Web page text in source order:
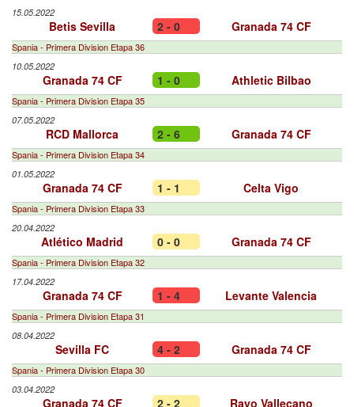
15.05.2022
Betis Sevilla 2 - 0 Granada 74 CF
Spania - Primera Division Etapa 36
10.05.2022
Granada 74 CF 1 - 0 Athletic Bilbao
Spania - Primera Division Etapa 35
07.05.2022
RCD Mallorca 2 - 6 Granada 74 CF
Spania - Primera Division Etapa 34
01.05.2022
Granada 74 CF 1 - 1 Celta Vigo
Spania - Primera Division Etapa 33
20.04.2022
Atlético Madrid 0 - 0 Granada 74 CF
Spania - Primera Division Etapa 32
17.04.2022
Granada 74 CF 1 - 4 Levante Valencia
Spania - Primera Division Etapa 31
08.04.2022
Sevilla FC 4 - 2 Granada 74 CF
Spania - Primera Division Etapa 30
03.04.2022
Granada 74 CF 2 - 2 Rayo Vallecano